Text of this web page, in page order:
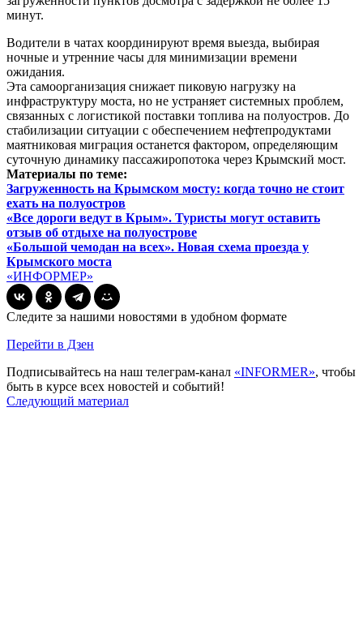
минут.
Водители в чатах координируют время выезда, выбирая
ночные и утренние часы для минимизации времени
ожидания.
Эта самоорганизация снижает пиковую нагрузку на
инфраструктуру моста, но не устраняет системных проблем,
связанных с логистикой поставки топлива на полуостров. До
стабилизации ситуации с обеспечением нефтепродуктами
маятниковая миграция останется фактором, определяющим
суточную динамику пассажиропотока через Крымский мост.
Материалы по теме:
Загруженность на Крымском мосту: когда точно не стоит
ехать на полуостров
«Все дороги ведут в Крым». Туристы могут оставить
отзыв об отдыхе на полуострове
«Большой чемодан на всех». Новая схема проезда у
Крымского моста
«ИНФОРМЕР»
Следите за нашими новостями в удобном формате
Перейти в Дзен
Подписывайтесь на наш телеграм-канал «INFORMER», чтобы
быть в курсе всех новостей и событий!
Следующий материал